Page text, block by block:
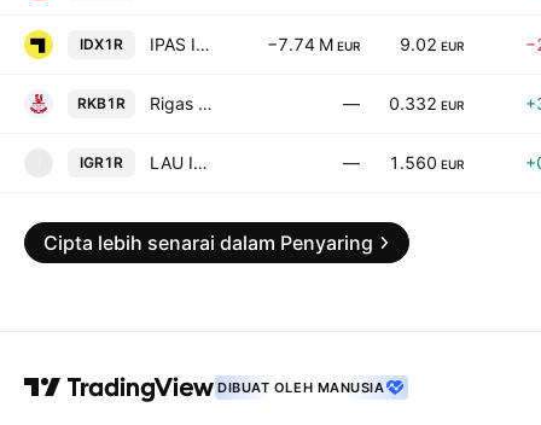
IDX1R IPAS Indexo −7.74 M EUR 9.02 EUR
RKB1R Rigas Kugu Buvetava JSC — 0.332 EUR
IGR1R LAU Infra Grupa AS — 1.560 EUR
Cipta lebih senarai dalam Penyaring
DIBUAT OLEH MANUSIA